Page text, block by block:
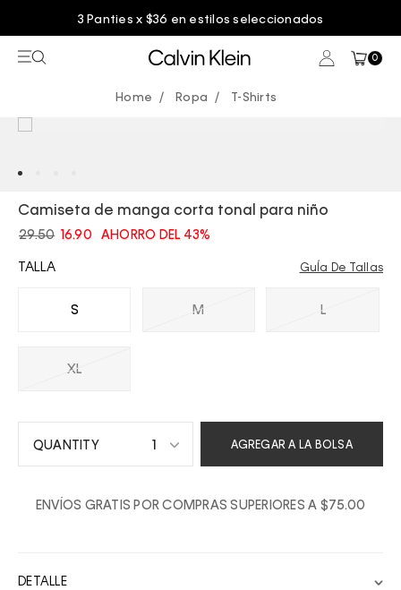
3 Panties x $36 en estilos seleccionados
0
Ropa T-Shirts
Camiseta de manga corta tonal para niño
29.50 16.90 AHORRO DEL 43%
TALLA
S M L
XL
GuÍa De Tallas
1
2
AGREGAR A LA BOLSA
ENVÍOS GRATIS POR COMPRAS SUPERIORES A $75.00
DETALLE